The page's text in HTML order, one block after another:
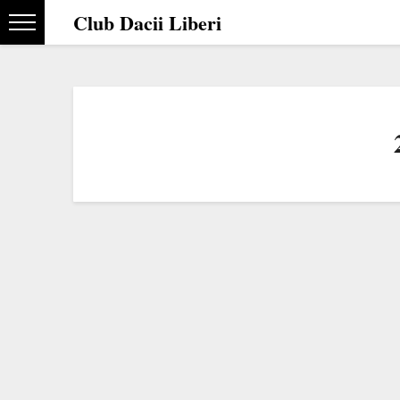
Club Dacii Liberi